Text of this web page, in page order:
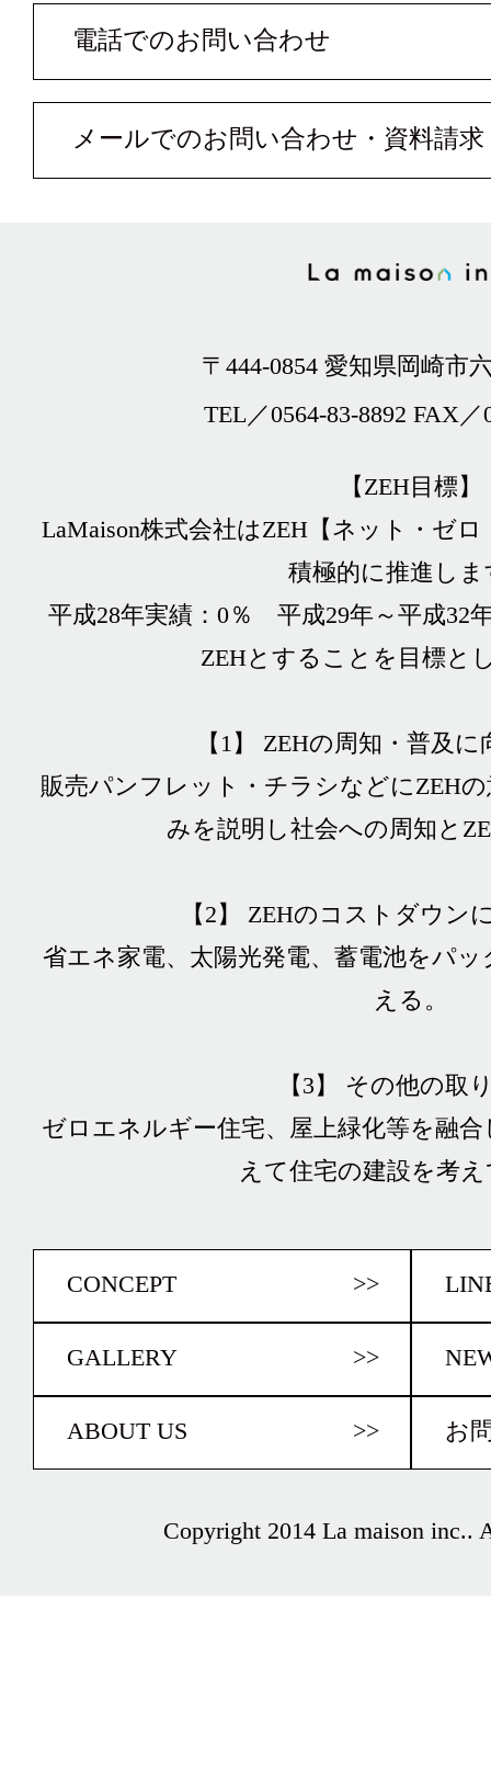
電話でのお問い合わせ
メールでのお問い合わせ・資料請求
〒444-0854 愛知県岡崎市
TEL／0564-83-8892 FAX／
【ZEH目標】
LaMaison株式会社はZEH【ネット・ゼ
積極的に推進しま
平成28年実績：0％ 平成29年～平成32
ZEHとすることを目標と
【1】 ZEHの周知・普及
販売パンフレット・チラシなどにZEH
みを説明し社会への周知と
【2】 ZEHのコストダウン
省エネ家電、太陽光発電、蓄電池をパ
える。
【3】 その他の取
ゼロエネルギー住宅、屋上緑化等を融
えて住宅の建設を考
CONCEPT >>
GALLERY >>
ABOUT US >> お
Copyright 2014 La maison inc..